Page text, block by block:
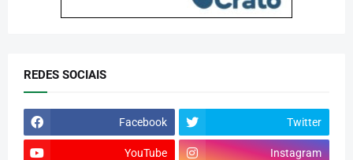
REDES SOCIAIS
Facebook Twitter
YouTube Instagram